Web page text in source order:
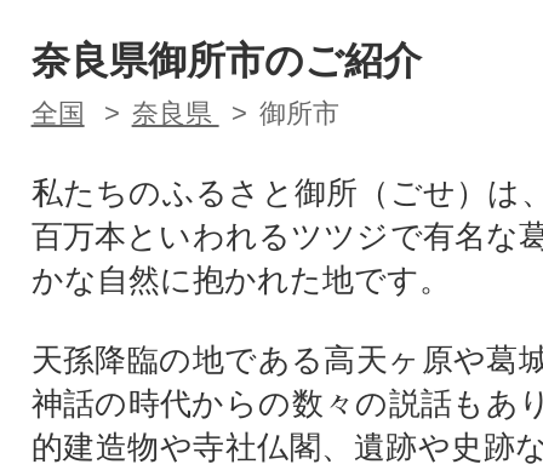
奈良県御所市のご紹介
全国 奈良県 御所市
私たちのふるさと御所（ごせ）は
百万本といわれるツツジで有名な
かな自然に抱かれた地です。
天孫降臨の地である高天ヶ原や葛
神話の時代からの数々の説話もあ
的建造物や寺社仏閣、遺跡や史跡